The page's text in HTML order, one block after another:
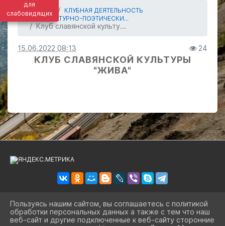
для
слабовидящих
КЛУБНАЯ ДЕЯТЕЛЬНОСТЬ
ЛИТЕРАТУРНО-ПОЭТИЧЕСКИ...
Клуб славянской культу...
15.06.2022 08:13 24
КЛУБ СЛАВЯНСКОЙ КУЛЬТУРЫ
"ЖИВА"
2026 Г. BIBLSBK.RU
ВХОД
Пользуясь нашим сайтом, вы соглашаетесь с политикой
обработки персональных данных а также с тем что наш
веб-сайт и другие подключенные к веб-сайту сторонние